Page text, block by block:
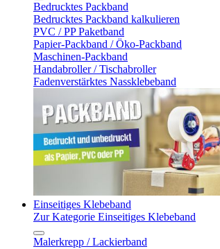
Bedrucktes Packband
Bedrucktes Packband kalkulieren
PVC / PP Paketband
Papier-Packband / Öko-Packband
Maschinen-Packband
Handabroller / Tischabroller
Fadenverstärktes Nassklebeband
Einseitiges Klebeband
Zur Kategorie Einseitiges Klebeband
Malerkrepp / Lackierband